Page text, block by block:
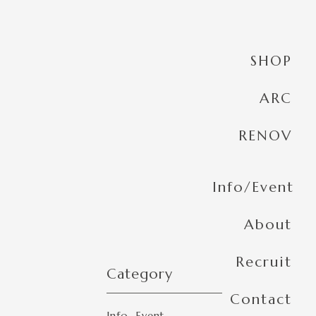
SHOP
ARC
RENOV
Info/Event
About
Recruit
Contact
Category